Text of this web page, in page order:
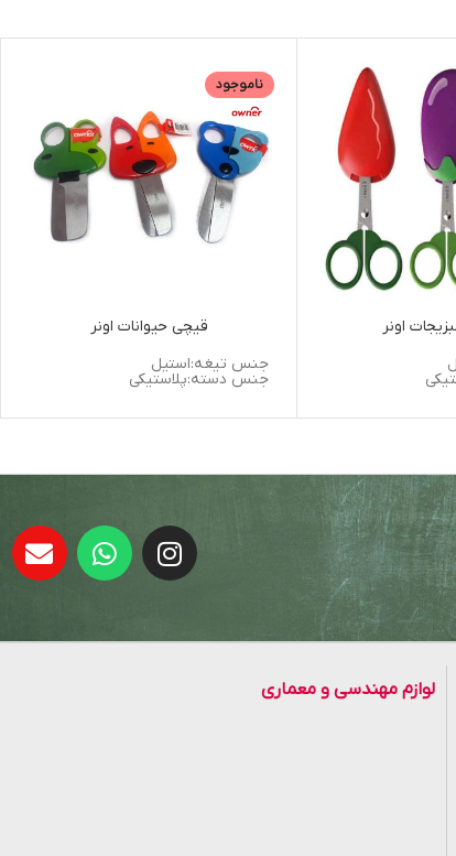
اونر
ناموجود
قیچی حیوانات اونر
جنس تیغه:استیل
جنس دسته:پلاستیکی
لوازم مهندسی و معماری